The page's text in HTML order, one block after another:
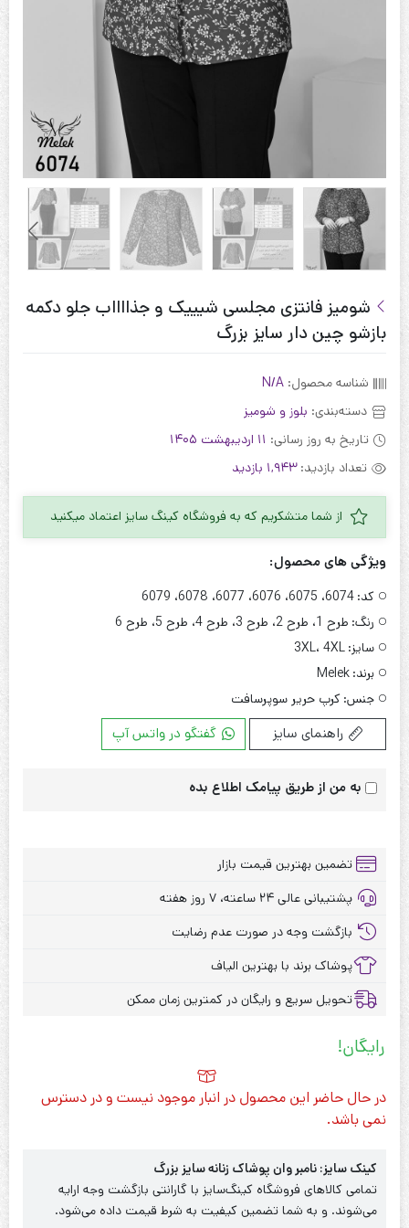
شومیز فانتزی مجلسی شیییک و جذااااب جلو دکمه
بازشو چین دار سایز بزرگ
شناسه محصول: N/A
دسته‌بندی: بلوز و شومیز
تاریخ به روز رسانی: 11 اردیبهشت 1405
تعداد بازدید:1,943 بازدید
از شما متشکریم که به فروشگاه کینگ سایز اعتماد میکنید
ویژگی های محصول:
کد: 6074، 6075، 6076، 6077، 6078، 6079
رنگ: طرح 1، طرح 2، طرح 3، طرح 4، طرح 5، طرح 6
سایز: 3XL، 4XL
برند: Melek
جنس: کرپ حریر سوپرسافت
راهنمای سایز گفتگو در واتس آپ
به من از طریق پیامک اطلاع بده
تضمین بهترین قیمت بازار
پشتیبانی عالی ۲۴ ساعته، ۷ روز هفته
بازگشت وجه در صورت عدم رضایت
پوشاک برند با بهترین الیاف
تحویل سریع و رایگان در کمترین زمان ممکن
رایگان!
در حال حاضر این محصول در انبار موجود نیست و در دسترس
نمی باشد.
کینک سایز: نامبر وان پوشاک زنانه سایز بزرگ
تمامی کالاهای فروشگاه کینگ‌سایز با گارانتی بازگشت وجه ارایه
می‌شوند. و به شما تضمین کیفیت به شرط قیمت داده می‌شود.